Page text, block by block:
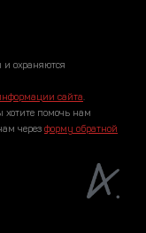
охраняются
сайта.
хотите помочь нам
через форму обратной